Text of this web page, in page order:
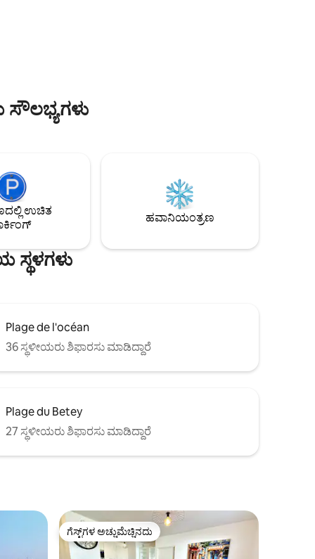
ಉಚಿತ
ಹವಾನಿಯಂತ್ರಣ
ಸ್ಥಳಗಳು
Plage de l'océan
36 ಸ್ಥಳೀಯರು ಶಿಫಾರಸು ಮಾಡಿದ್ದಾರೆ
Plage du Betey
27 ಸ್ಥಳೀಯರು ಶಿಫಾರಸು ಮಾಡಿದ್ದಾರೆ
ಗೆಸ್ಟ್‌ಗಳ ಅಚ್ಚುಮೆಚ್ಚಿನದು
ಗೆಸ್ಟ್‌ಗಳ ಅಚ್ಚುಮೆಚ್ಚಿನದು